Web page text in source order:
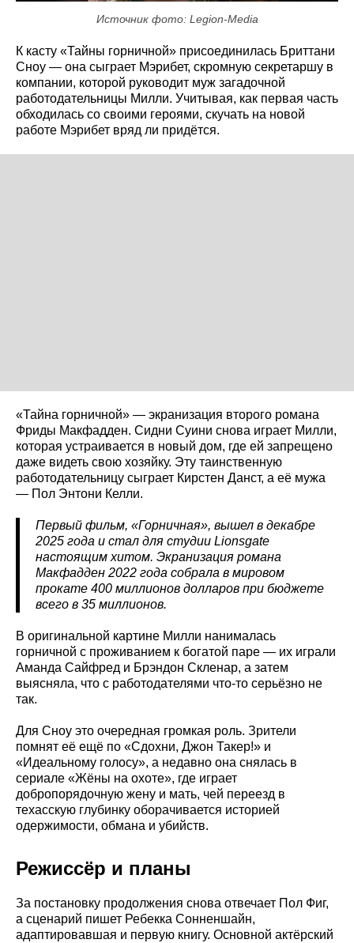
Источник фото: Legion-Media
К касту «Тайны горничной» присоединилась Бриттани
Сноу — она сыграет Мэрибет, скромную секретаршу в
компании, которой руководит муж загадочной
работодательницы Милли. Учитывая, как первая часть
обходилась со своими героями, скучать на новой
работе Мэрибет вряд ли придётся.
«Тайна горничной» — экранизация второго романа
Фриды Макфадден. Сидни Суини снова играет Милли,
которая устраивается в новый дом, где ей запрещено
даже видеть свою хозяйку. Эту таинственную
работодательницу сыграет Кирстен Данст, а её мужа
— Пол Энтони Келли.
Первый фильм, «Горничная», вышел в декабре
2025 года и стал для студии Lionsgate
настоящим хитом. Экранизация романа
Макфадден 2022 года собрала в мировом
прокате 400 миллионов долларов при бюджете
всего в 35 миллионов.
В оригинальной картине Милли нанималась
горничной с проживанием к богатой паре — их играли
Аманда Сайфред и Брэндон Скленар, а затем
выясняла, что с работодателями что-то серьёзно не
так.
Для Сноу это очередная громкая роль. Зрители
помнят её ещё по «Сдохни, Джон Такер!» и
«Идеальному голосу», а недавно она снялась в
сериале «Жёны на охоте», где играет
добропорядочную жену и мать, чей переезд в
техасскую глубинку оборачивается историей
одержимости, обмана и убийств.
Режиссёр и планы
За постановку продолжения снова отвечает Пол Фиг,
а сценарий пишет Ребекка Сонненшайн,
адаптировавшая и первую книгу. Основной актёрский